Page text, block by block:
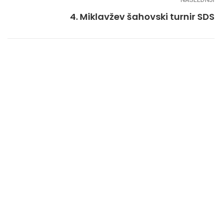
4. Miklavžev šahovski turnir SDS